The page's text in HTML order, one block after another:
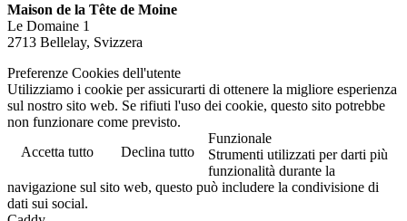
Maison de la Tête de Moine
Le Domaine 1
2713 Bellelay, Svizzera
Preferenze Cookies dell'utente
Utilizziamo i cookie per assicurarti di ottenere la migliore esperienza
sul nostro sito web. Se rifiuti l'uso dei cookie, questo sito potrebbe
non funzionare come previsto.
Accetta tutto
Declina tutto
Funzionale
Strumenti utilizzati per darti più
funzionalità durante la
navigazione sul sito web, questo può includere la condivisione di
dati sui social.